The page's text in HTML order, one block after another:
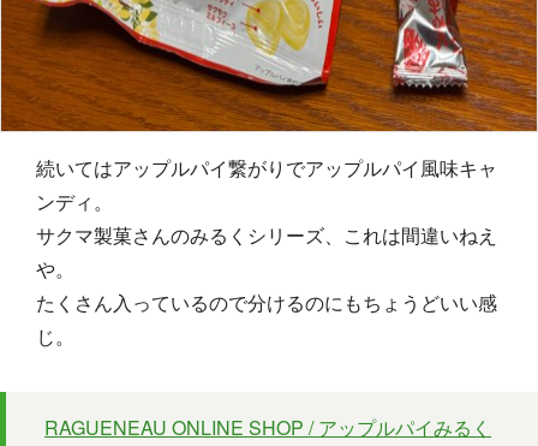
続いてはアップルパイ繋がりでアップルパイ風味キャ
ンディ。
サクマ製菓さんのみるくシリーズ、これは間違いねえ
や。
たくさん入っているので分けるのにもちょうどいい感
じ。
RAGUENEAU ONLINE SHOP / アップルパイみるく